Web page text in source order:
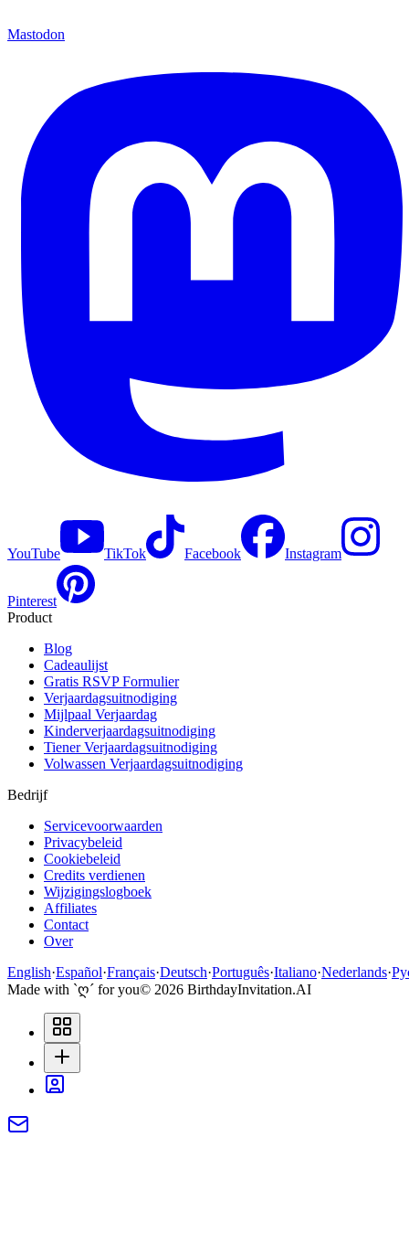
Mastodon
YouTube TikTok Facebook Instagram
Pinterest
Product
Blog
Cadeaulijst
Gratis RSVP Formulier
Verjaardagsuitnodiging
Mijlpaal Verjaardag
Kinderverjaardagsuitnodiging
Tiener Verjaardagsuitnodiging
Volwassen Verjaardagsuitnodiging
Bedrijf
Servicevoorwaarden
Privacybeleid
Cookiebeleid
Credits verdienen
Wijzigingslogboek
Affiliates
Contact
Over
English·Español·Français·Deutsch·Português·Italiano·Nederlands·
Made with `ღ´ for you© 2026 BirthdayInvitation.AI